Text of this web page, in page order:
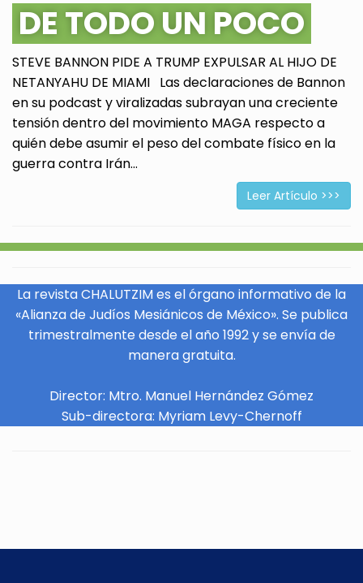
DE TODO UN POCO
STEVE BANNON PIDE A TRUMP EXPULSAR AL HIJO DE
NETANYAHU DE MIAMI Las declaraciones de Bannon
en su podcast y viralizadas subrayan una creciente
tensión dentro del movimiento MAGA respecto a
quién debe asumir el peso del combate físico en la
guerra contra Irán...
Leer Artículo >>>
La revista CHALUTZIM es el órgano informativo de la
«Alianza de Judíos Mesiánicos de México». Se publica
trimestralmente desde el año 1992 y se envía de
manera gratuita.
Director: Mtro. Manuel Hernández Gómez
Sub-directora: Myriam Levy-Chernoff